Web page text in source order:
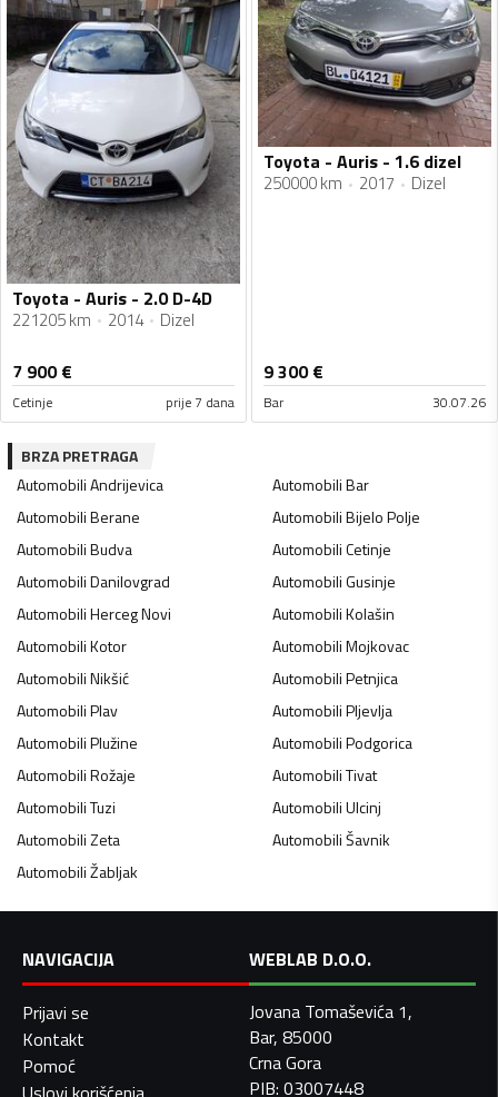
Toyota - Auris - 2.0 D-4D
221205 km 2014 Dizel
7 900€
Cetinje prije 7 dana
Toyota - Auris - 1.6 dizel
250000 km 2017 Dizel
9 300€
Bar 30.07.26
BRZA PRETRAGA
AutomobiliAndrijevica AutomobiliBar
AutomobiliBerane AutomobiliBijelo Polje
AutomobiliBudva AutomobiliCetinje
AutomobiliDanilovgrad AutomobiliGusinje
AutomobiliHerceg Novi AutomobiliKolašin
AutomobiliKotor AutomobiliMojkovac
AutomobiliNikšić AutomobiliPetnjica
AutomobiliPlav AutomobiliPljevlja
AutomobiliPlužine AutomobiliPodgorica
AutomobiliRožaje AutomobiliTivat
AutomobiliTuzi AutomobiliUlcinj
AutomobiliZeta AutomobiliŠavnik
AutomobiliŽabljak
NAVIGACIJA
Prijavi se
Kontakt
Pomoć
WEBLAB D.O.O.
Jovana Tomaševića 1,
Bar, 85000
Crna Gora
PIB: 03007448